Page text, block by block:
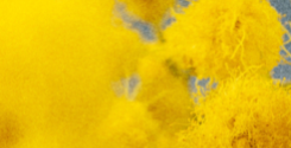
Mon